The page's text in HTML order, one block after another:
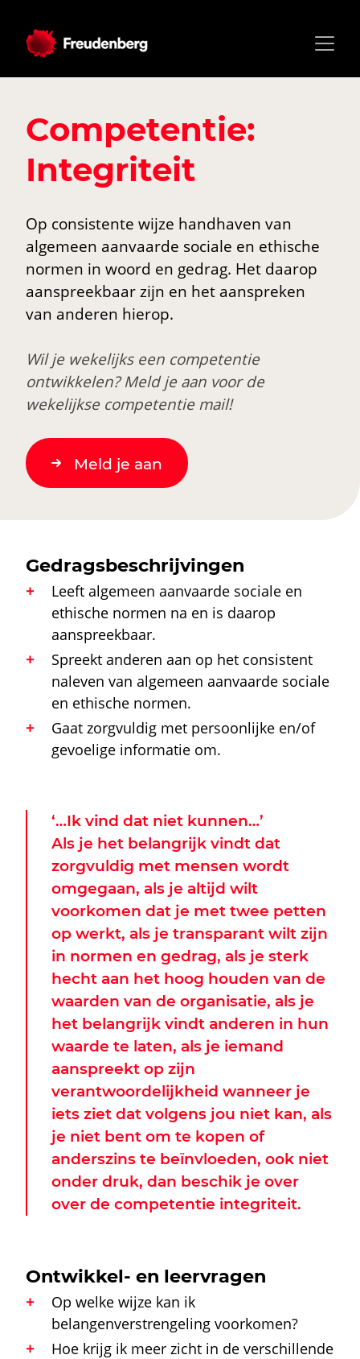
Competentie:
Integriteit
Op consistente wijze handhaven van
algemeen aanvaarde sociale en ethische
normen in woord en gedrag. Het daarop
aanspreekbaar zijn en het aanspreken
van anderen hierop.
Wil je wekelijks een competentie
ontwikkelen? Meld je aan voor de
wekelijkse competentie mail!
Meld je aan
Gedragsbeschrijvingen
Leeft algemeen aanvaarde sociale en
ethische normen na en is daarop
aanspreekbaar.
Spreekt anderen aan op het consistent
naleven van algemeen aanvaarde sociale
en ethische normen.
Gaat zorgvuldig met persoonlijke en/of
gevoelige informatie om.
‘…Ik vind dat niet kunnen…’
Als je het belangrijk vindt dat
zorgvuldig met mensen wordt
omgegaan, als je altijd wilt
voorkomen dat je met twee petten
op werkt, als je transparant wilt zijn
in normen en gedrag, als je sterk
hecht aan het hoog houden van de
waarden van de organisatie, als je
het belangrijk vindt anderen in hun
waarde te laten, als je iemand
aanspreekt op zijn
verantwoordelijkheid wanneer je
iets ziet dat volgens jou niet kan, als
je niet bent om te kopen of
anderszins te beïnvloeden, ook niet
onder druk, dan beschik je over
over de competentie integriteit.
Ontwikkel- en leervragen
Op welke wijze kan ik
belangenverstrengeling voorkomen?
Hoe krijg ik meer zicht in de verschillende